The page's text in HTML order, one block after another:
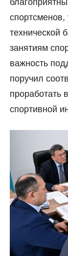
технической
занятиям
важность
поручил
проработать
спортивной